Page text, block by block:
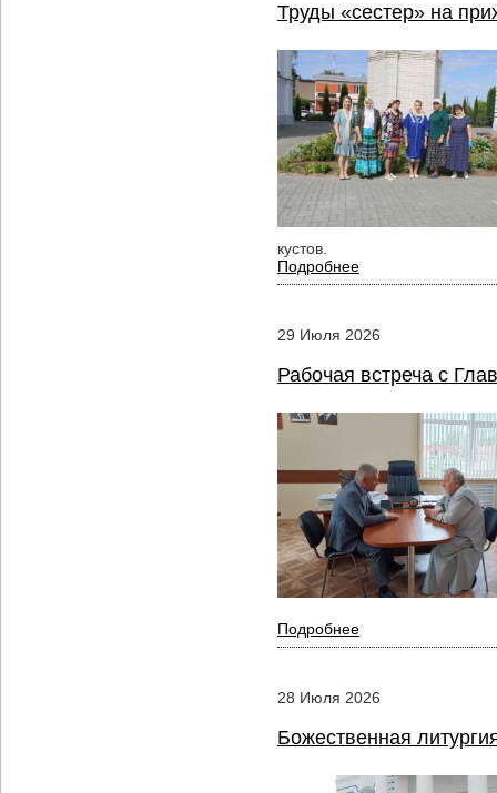
Труды «сестер» на
кустов.
Подробнее
29 Июля 2026
Рабочая встреча с
Подробнее
28 Июля 2026
Божественная